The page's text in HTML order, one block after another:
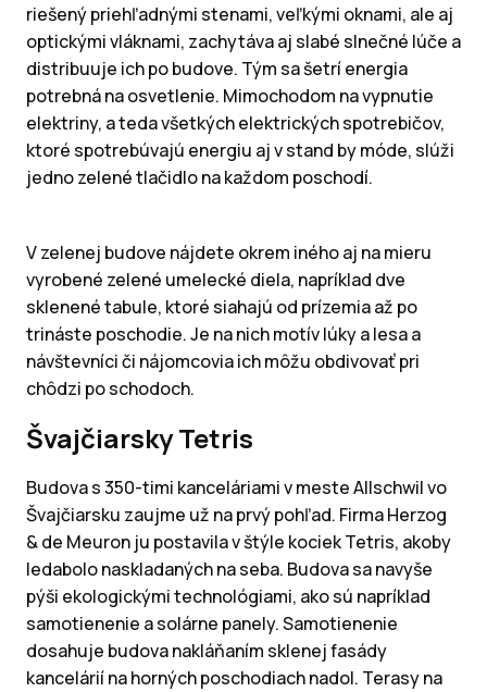
riešený priehľadnými stenami, veľkými oknami, ale aj
optickými vláknami, zachytáva aj slabé slnečné lúče a
distribuuje ich po budove. Tým sa šetrí energia
potrebná na osvetlenie. Mimochodom na vypnutie
elektriny, a teda všetkých elektrických spotrebičov,
ktoré spotrebúvajú energiu aj v stand by móde, slúži
jedno zelené tlačidlo na každom poschodí.
V zelenej budove nájdete okrem iného aj na mieru
vyrobené zelené umelecké diela, napríklad dve
sklenené tabule, ktoré siahajú od prízemia až po
trináste poschodie. Je na nich motív lúky a lesa a
návštevníci či nájomcovia ich môžu obdivovať pri
chôdzi po schodoch.
Švajčiarsky Tetris
Budova s 350-timi kanceláriami v meste Allschwil vo
Švajčiarsku zaujme už na prvý pohľad. Firma Herzog
& de Meuron ju postavila v štýle kociek Tetris, akoby
ledabolo naskladaných na seba. Budova sa navyše
pýši ekologickými technológiami, ako sú napríklad
samotienenie a solárne panely. Samotienenie
dosahuje budova nakláňaním sklenej fasády
kancelárií na horných poschodiach nadol. Terasy na